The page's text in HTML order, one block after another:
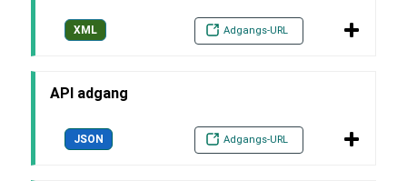
XML Adgangs-URL
API adgang
JSON Adgangs-URL